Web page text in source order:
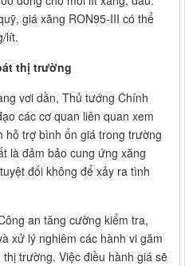
giá xăng RON95-III có thể
lít.
thị trường
vơi dần, Thủ tướng Chính
các cơ quan liên quan xem
hỗ trợ bình ổn giá trong trường
là đảm bảo cung ứng xăng
đối không để xảy ra tình
an tăng cường kiểm tra,
xử lý nghiêm các hành vi găm
trường. Việc điều hành giá sẽ